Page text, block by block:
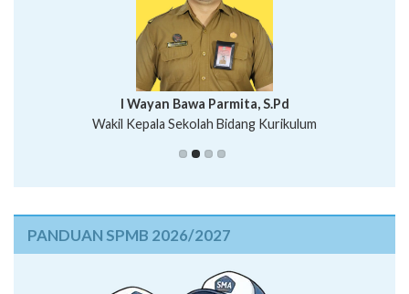
Putu Suhartana, S.Pd.
I Wayan Bawa Parmita, S.Pd
Wakil Kepala Sekolah Bidang Kurikulum
I Wayan Gede Aditya Pratita, S.Pd., M.Sn
Ni Wayan Nopi Sutantri, S.Pd.
PANDUAN SPMB 2026/2027